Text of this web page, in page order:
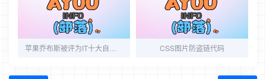
CSS图片防盗链代码